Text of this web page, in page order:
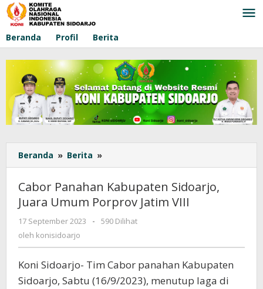
Lewati
ke
Beranda Profil Berita
Beranda » Berita »
Panahan
Kabupaten
Sidoarjo,
Juara
Umum
Cabor Panahan Kabupaten Sidoarjo,
Juara Umum Porprov Jatim VIII
17 September 2023
oleh
-
590 Dilihat
oleh konisidoarjo
Koni Sidoarjo- Tim Cabor panahan Kabupaten
Sidoarjo, Sabtu (16/9/2023), menutup laga di